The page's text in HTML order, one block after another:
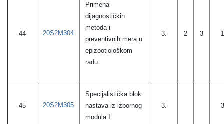
44 20S2M304
Primena
dijagnostičkih
metoda i
preventivnih mera u
epizootiološkom
radu
3. 2 3 1
45 20S2M305
Specijalistička blok
nastava iz izbornog
modula I
3. 3